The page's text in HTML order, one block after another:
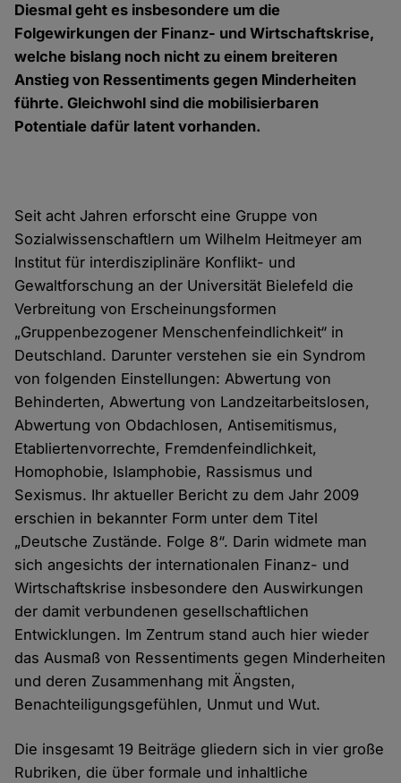
Diesmal geht es insbesondere um die
Folgewirkungen der Finanz- und Wirtschaftskrise,
welche bislang noch nicht zu einem breiteren
Anstieg von Ressentiments gegen Minderheiten
führte. Gleichwohl sind die mobilisierbaren
Potentiale dafür latent vorhanden.
Seit acht Jahren erforscht eine Gruppe von
Sozialwissenschaftlern um Wilhelm Heitmeyer am
Institut für interdisziplinäre Konflikt- und
Gewaltforschung an der Universität Bielefeld die
Verbreitung von Erscheinungsformen
„Gruppenbezogener Menschenfeindlichkeit“ in
Deutschland. Darunter verstehen sie ein Syndrom
von folgenden Einstellungen: Abwertung von
Behinderten, Abwertung von Landzeitarbeitslosen,
Abwertung von Obdachlosen, Antisemitismus,
Etabliertenvorrechte, Fremdenfeindlichkeit,
Homophobie, Islamphobie, Rassismus und
Sexismus. Ihr aktueller Bericht zu dem Jahr 2009
erschien in bekannter Form unter dem Titel
„Deutsche Zustände. Folge 8“. Darin widmete man
sich angesichts der internationalen Finanz- und
Wirtschaftskrise insbesondere den Auswirkungen
der damit verbundenen gesellschaftlichen
Entwicklungen. Im Zentrum stand auch hier wieder
das Ausmaß von Ressentiments gegen Minderheiten
und deren Zusammenhang mit Ängsten,
Benachteiligungsgefühlen, Unmut und Wut.
Die insgesamt 19 Beiträge gliedern sich in vier große
Rubriken, die über formale und inhaltliche